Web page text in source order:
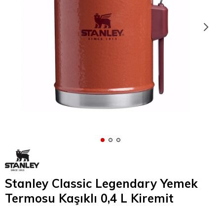
Stanley Classic Legendary Yemek
Termosu Kaşıklı 0,4 L Kiremit